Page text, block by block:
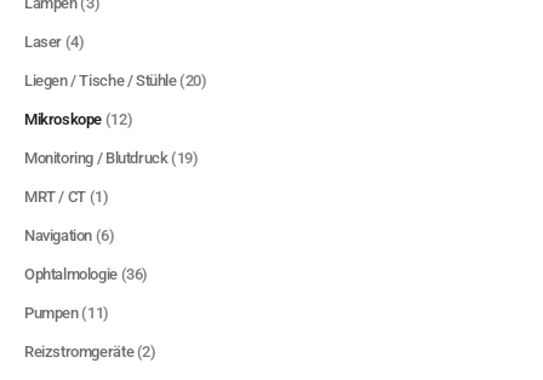
Laser (4)
Liegen / Tische / Stühle (20)
Mikroskope (12)
Monitoring / Blutdruck (19)
MRT / CT (1)
Navigation (6)
Ophtalmologie (36)
Pumpen (11)
Reizstromgeräte (2)